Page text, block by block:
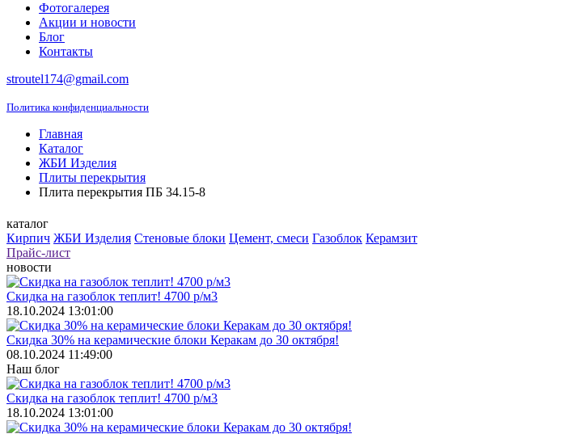
Фотогалерея
Акции и новости
Блог
Контакты
stroutel174@gmail.com
Политика конфиденциальности
Главная
Каталог
ЖБИ Изделия
Плиты перекрытия
Плита перекрытия ПБ 34.15-8
каталог
Кирпич ЖБИ Изделия Стеновые блоки Цемент, смеси Газоблок Керамзит
Прайс-лист
новости
Скидка на газоблок теплит! 4700 р/м3
18.10.2024 13:01:00
Скидка 30% на керамические блоки Керакам до 30 октября!
08.10.2024 11:49:00
Наш блог
Скидка на газоблок теплит! 4700 р/м3
18.10.2024 13:01:00